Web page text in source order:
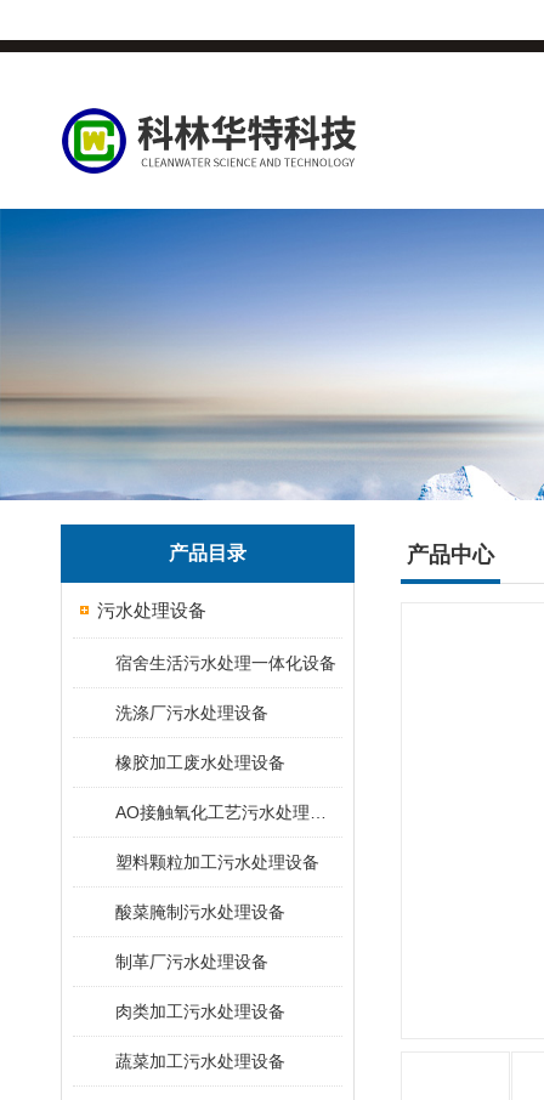
产品目录
污水处理设备
宿舍生活污水处理一体化设备
洗涤厂污水处理设备
橡胶加工废水处理设备
塑料颗粒加工污水处理设备
酸菜腌制污水处理设备
制革厂污水处理设备
肉类加工污水处理设备
蔬菜加工污水处理设备
产品中心